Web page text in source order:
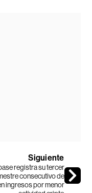
Siguiente
registra su tercer
consecutivo de
ingresos por menor